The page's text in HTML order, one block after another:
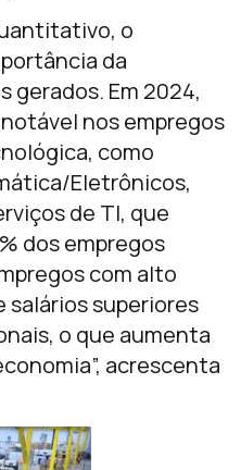
o
da
gerados. Em 2024,
nos empregos
como
Eletrônicos,
de TI, que
dos empregos
com alto
salários superiores
o que aumenta
acrescenta